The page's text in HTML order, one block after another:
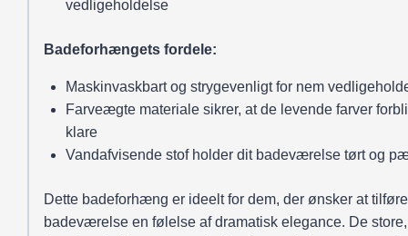
vedligeholdelse
Badeforhængets fordele:
Maskinvaskbart og strygevenligt for nem
Farveægte materiale sikrer, at de levende farver
klare
Vandafvisende stof holder dit badeværelse tørt og
Dette badeforhæng er ideelt for dem, der ønsker at
badeværelse en følelse af dramatisk elegance. De store,